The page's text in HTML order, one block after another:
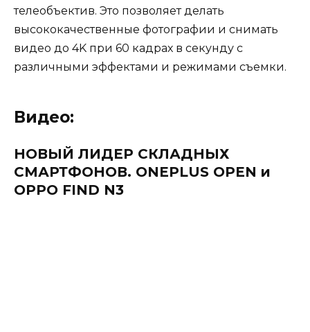
телеобъектив. Это позволяет делать
высококачественные фотографии и снимать
видео до 4K при 60 кадрах в секунду с
различными эффектами и режимами съемки.
Видео:
НОВЫЙ ЛИДЕР СКЛАДНЫХ
СМАРТФОНОВ. ONEPLUS OPEN и
OPPO FIND N3